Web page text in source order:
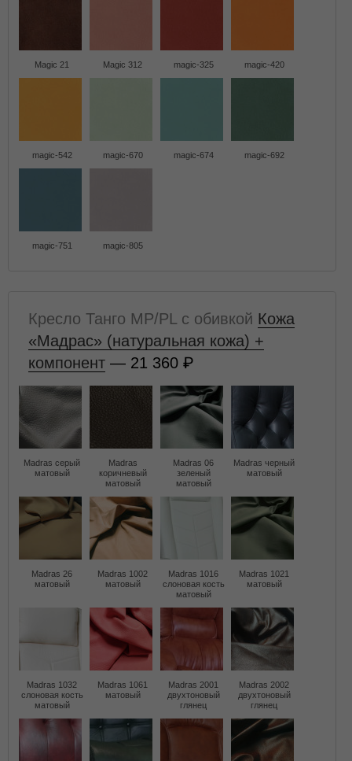
Magic 21 Magic 312 magic-325 magic-420
magic-542 magic-670 magic-674 magic-692
magic-751 magic-805
Кресло Танго MP/PL с обивкой Кожа
«Мадрас» (натуральная кожа) +
компонент — 21 360
Madras серый
матовый
Madras
коричневый
матовый
Madras 06
зеленый
матовый
Madras черный
матовый
Madras 26
матовый
Madras 1002
матовый
Madras 1016
слоновая кость
матовый
Madras 1021
матовый
Madras 1032
слоновая кость
матовый
Madras 1061
матовый
Madras 2001
двухтоновый
глянец
Madras 2002
двухтоновый
глянец